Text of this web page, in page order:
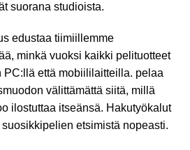
suorana studioista.
edustaa tiimiillemme
minkä vuoksi kaikki pelituotteet
PC:llä että mobiililaitteilla. pelaa
välittämättä siitä, millä
ilostuttaa itseänsä. Hakutyökalut
etsimistä nopeasti.